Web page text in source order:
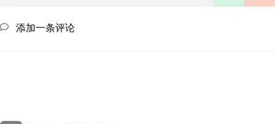
添加一条评论